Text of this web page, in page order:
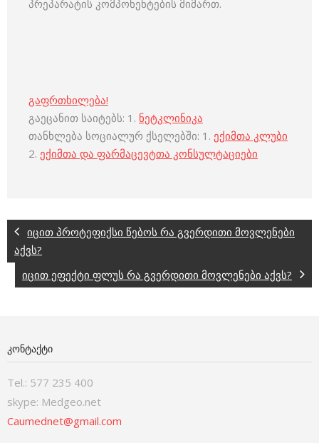
პრეპარატის კომპონენტების მიმართ.
გაფრთხილება!
გაეცანით საიტებს: 1. ნეტკლინიკა
თანხლება სოციალურ ქსელებში: 1. ექიმთა კლუბი
2. ექიმთა და ფარმაცევტთა კონსულტაციები
იცით პროტეფიქსი წებოს რა გვერდითი მოვლენები
აქვს?
იცით ეფექტი ფლუს რა გვერდითი მოვლენები აქვს?
ᲙᲝᲜᲢᲐᲥᲢᲘ
Tel.: 577 235 400
skype: Medgeo.net
Caumednet@gmail.com